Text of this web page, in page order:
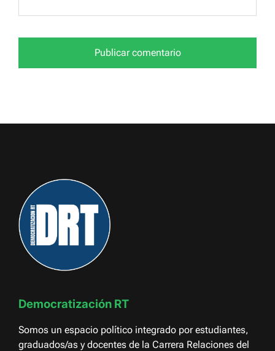
Democratización RT
Somos un espacio político integrado por estudiantes,
graduados/as y docentes de la Carrera Relaciones del